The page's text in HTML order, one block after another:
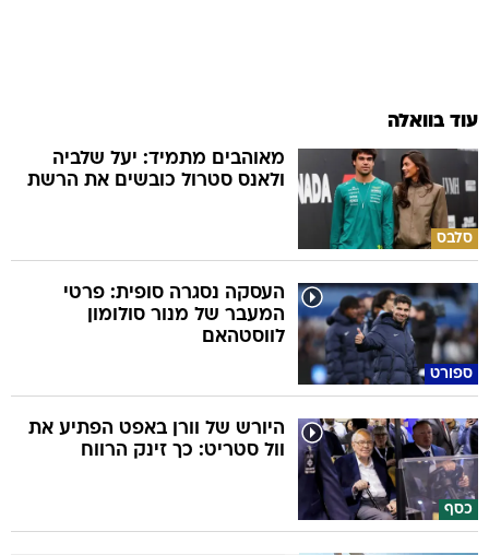
עוד בוואלה
סלבס
מאוהבים מתמיד: יעל שלביה
ולאנס סטרול כובשים את הרשת
ספורט
העסקה נסגרה סופית: פרטי
המעבר של מנור סולומון
לווסטהאם
כסף
היורש של וורן באפט הפתיע את
וול סטריט: כך זינק הרווח